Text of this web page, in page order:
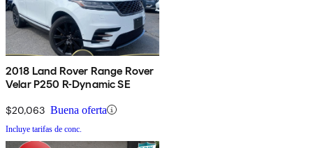
2018 Land Rover Range Rover
Velar P250 R-Dynamic SE
$20,063 Buena oferta
Incluye tarifas de conc.